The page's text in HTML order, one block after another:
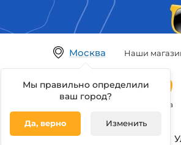
Москва
Мы правильно определили
ваш город?
Да, верно Изменить
Наши
Гипермаркет товаров для дома
Освещение для дома